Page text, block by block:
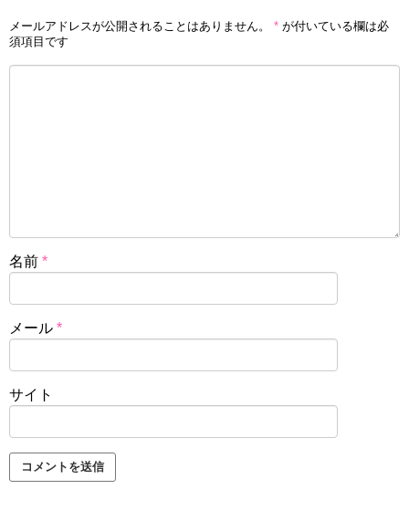
メールアドレスが公開されることはありません。 * が付いている欄は必
須項目です
名前 *
メール *
サイト